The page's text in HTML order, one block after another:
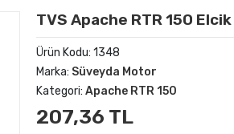
TVS Apache RTR 150
Ürün Kodu: 1348
Marka: Süveyda Motor
Kategori: Apache RTR 150
207,36 TL